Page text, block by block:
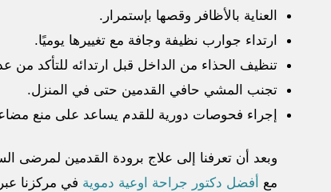
العناية بالأظافر وقصها بإستمرار.
ارتداء جوارب نظيفة وجافة مع تغييرها يوميًا.
تنظيف الحذاء من الداخل قبل ارتدائه للتأكد
تجنب المشي حافي القدمين حتى في المنزل.
إجراء فحوصات دورية للقدم يساعد على منع
وبعد أن تعرفنا إلى علاج برودة القدمين لمرضى
مع أفضل دكتور جراحة اوعية دموية في مركزنا